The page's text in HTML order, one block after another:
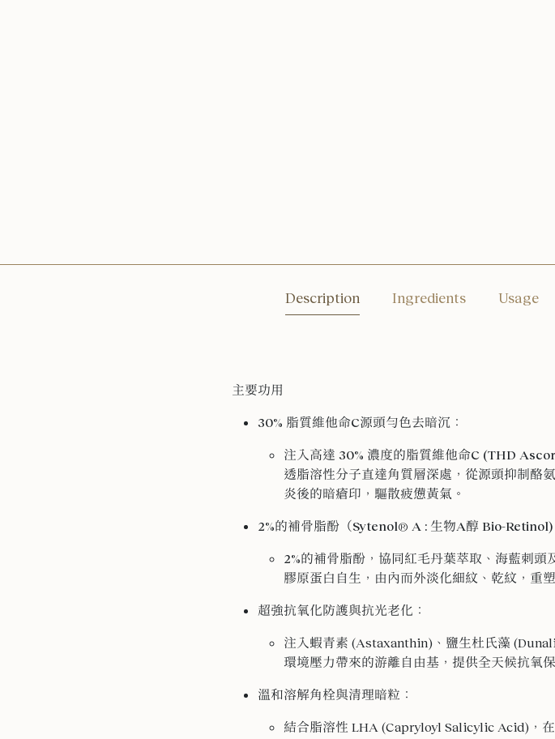
Description Ingredients Usage
主要功用
30% 脂質維他命C源頭勻色去暗沉 ：
注入高達 30% 濃度的脂質維他命C (THD
透脂溶性分子直達角質層深處，從源頭抑制酪
炎後的暗瘡印，驅散疲憊黃氣。
2%的補骨脂酚（Sytenol® A : 生物A醇 Bio-
2%的補骨脂酚， 協同紅毛丹葉萃取、海藍刺頭
膠原蛋白自生，由內而外淡化細紋、乾紋，重
超強抗氧化防護與抗光老化 ：
注入蝦青素 (Astaxanthin)、鹽生杜氏藻
環境壓力帶來的游離自由基，提供全天候抗氧保
溫和溶解角栓與清理暗粒 ：
結合脂溶性 LHA (Capryloyl Salicylic Acid)，